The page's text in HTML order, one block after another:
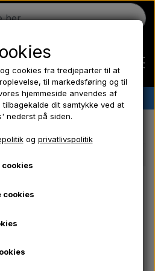
Ferguson
levering ✔︎ Lave priser
Hydraulikrør - Trykrør - 317
cookies fra tredjeparter til at
til markedsføring og til
hjemmeside anvendes af
dit samtykke ved at
nederst på siden.
og privatlivspolitik
cookies